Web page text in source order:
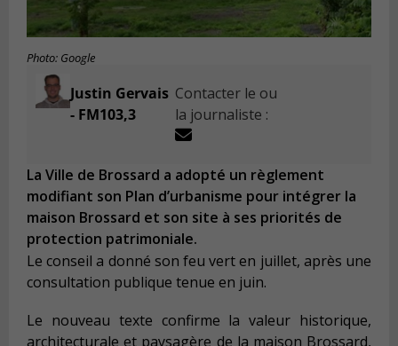
Photo: Google
Justin Gervais
- FM103,3
Contacter le ou
la journaliste :
La Ville de Brossard a adopté un règlement
modifiant son Plan d’urbanisme pour intégrer la
maison Brossard et son site à ses priorités de
protection patrimoniale.
Le conseil a donné son feu vert en juillet, après une
consultation publique tenue en juin.
Le nouveau texte confirme la valeur historique,
architecturale et paysagère de la maison Brossard,